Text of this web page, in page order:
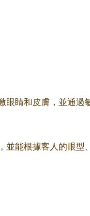
睛和皮膚，並通過
能根據客人的眼型